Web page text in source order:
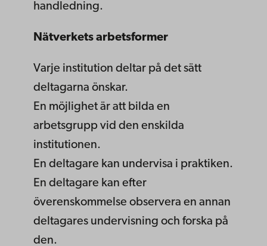
handledning.
Nätverkets arbetsformer
Varje institution deltar på det sätt
deltagarna önskar.
En möjlighet är att bilda en
arbetsgrupp vid den enskilda
institutionen.
En deltagare kan undervisa i praktiken.
En deltagare kan efter
överenskommelse observera en annan
deltagares undervisning och forska på
den.